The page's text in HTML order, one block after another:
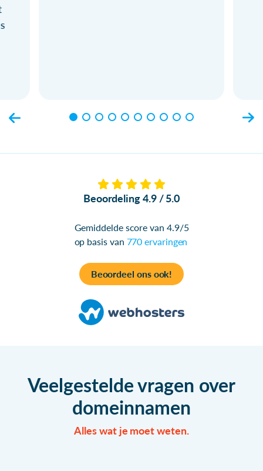
Beoordeling 4.9 / 5.0
Gemiddelde score van 4.9/5
op basis van 770 ervaringen
Beoordeel ons ook!
Veelgestelde vragen over
domeinnamen
Alles wat je moet weten.